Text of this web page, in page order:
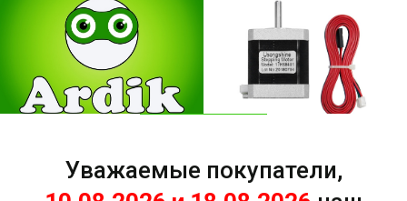
Уважаемые покупатели,